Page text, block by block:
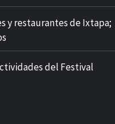
y restaurantes de Ixtapa;
del Festival